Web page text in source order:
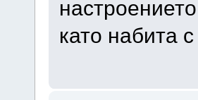
като набита